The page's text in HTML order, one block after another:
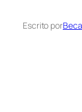
Escrito por